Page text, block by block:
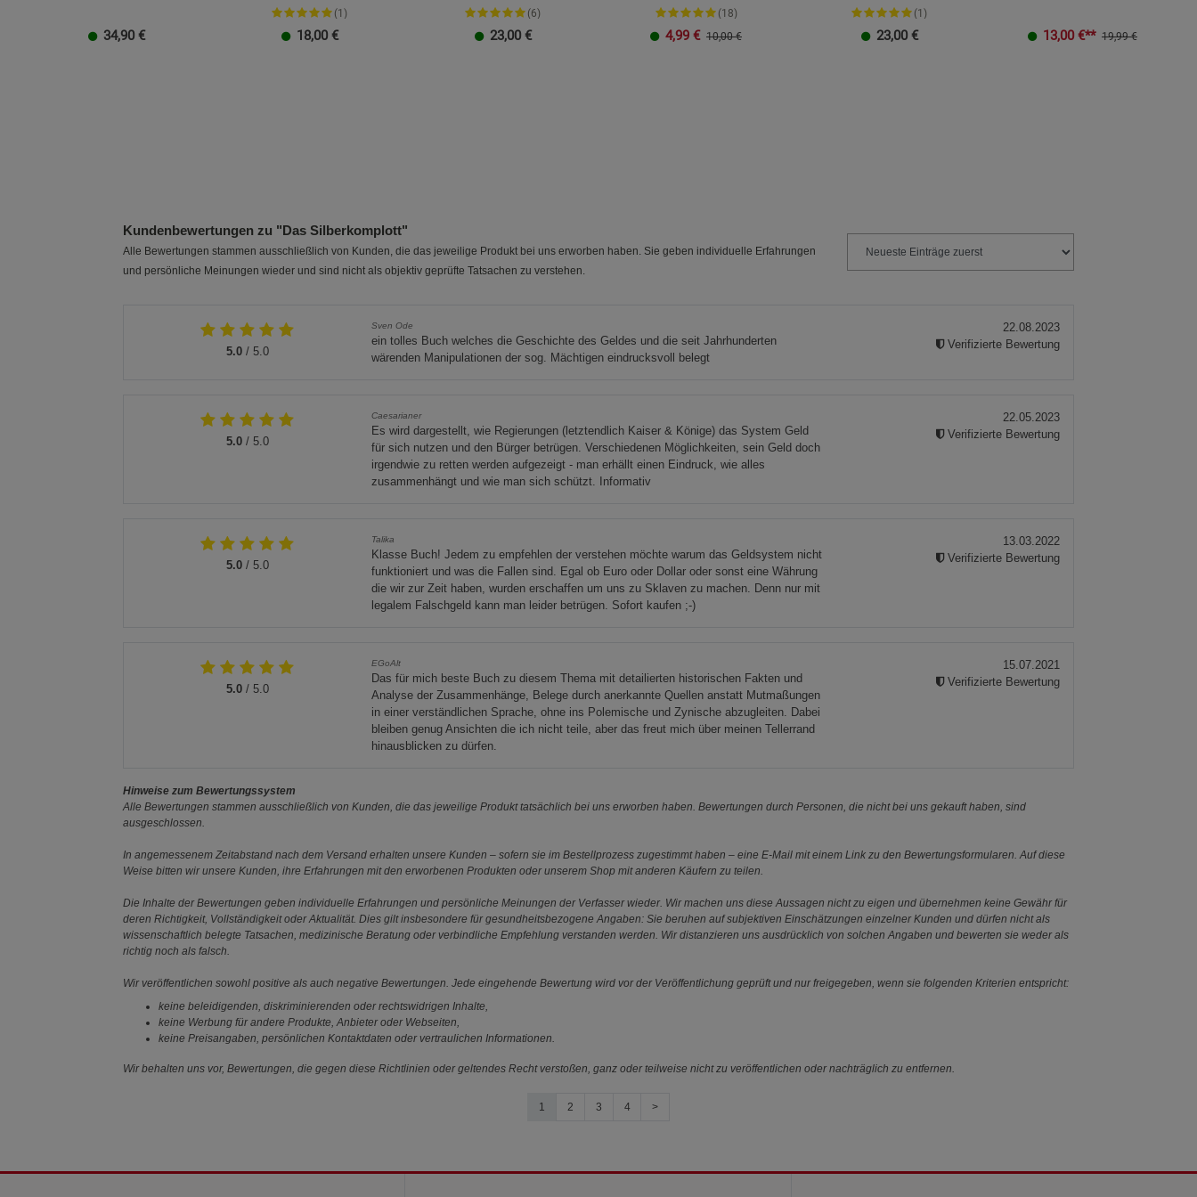
34,90 €
(1)
18,00 €
(6)
23,00 €
(18)
4,99 € 10,00 €
(1)
23,00 € 13,00 €** 19,99 €
Kundenbewertungen zu "Das Silberkomplott"
Alle Bewertungen stammen ausschließlich von Kunden, die das jeweilige Produkt bei uns erworben haben. Sie geben individuelle Erfahrungen
und persönliche Meinungen wieder und sind nicht als objektiv geprüfte Tatsachen zu verstehen.
5.0/ 5.0
Sven Ode
ein tolles Buch welches die Geschichte des Geldes und die seit Jahrhunderten
wärenden Manipulationen der sog. Mächtigen eindrucksvoll belegt
22.08.2023
Verifizierte Bewertung
5.0/ 5.0
Caesarianer
Es wird dargestellt, wie Regierungen (letztendlich Kaiser & Könige) das System Geld
für sich nutzen und den Bürger betrügen. Verschiedenen Möglichkeiten, sein Geld doch
irgendwie zu retten werden aufgezeigt - man erhällt einen Eindruck, wie alles
zusammenhängt und wie man sich schützt. Informativ
22.05.2023
Verifizierte Bewertung
5.0/ 5.0
Talika
Klasse Buch! Jedem zu empfehlen der verstehen möchte warum das Geldsystem nicht
funktioniert und was die Fallen sind. Egal ob Euro oder Dollar oder sonst eine Währung
die wir zur Zeit haben, wurden erschaffen um uns zu Sklaven zu machen. Denn nur mit
legalem Falschgeld kann man leider betrügen. Sofort kaufen ;-)
13.03.2022
Verifizierte Bewertung
5.0/ 5.0
EGoAlt
Das für mich beste Buch zu diesem Thema mit detailierten historischen Fakten und
Analyse der Zusammenhänge, Belege durch anerkannte Quellen anstatt Mutmaßungen
in einer verständlichen Sprache, ohne ins Polemische und Zynische abzugleiten. Dabei
bleiben genug Ansichten die ich nicht teile, aber das freut mich über meinen Tellerrand
hinausblicken zu dürfen.
15.07.2021
Verifizierte Bewertung
Hinweise zum Bewertungssystem
Alle Bewertungen stammen ausschließlich von Kunden, die das jeweilige Produkt tatsächlich bei uns erworben haben. Bewertungen durch Personen, die nicht bei uns gekauft haben, sind
ausgeschlossen.
In angemessenem Zeitabstand nach dem Versand erhalten unsere Kunden – sofern sie im Bestellprozess zugestimmt haben – eine E-Mail mit einem Link zu den Bewertungsformularen. Auf diese
Weise bitten wir unsere Kunden, ihre Erfahrungen mit den erworbenen Produkten oder unserem Shop mit anderen Käufern zu teilen.
Die Inhalte der Bewertungen geben individuelle Erfahrungen und persönliche Meinungen der Verfasser wieder. Wir machen uns diese Aussagen nicht zu eigen und übernehmen keine Gewähr für
deren Richtigkeit, Vollständigkeit oder Aktualität. Dies gilt insbesondere für gesundheitsbezogene Angaben: Sie beruhen auf subjektiven Einschätzungen einzelner Kunden und dürfen nicht als
wissenschaftlich belegte Tatsachen, medizinische Beratung oder verbindliche Empfehlung verstanden werden. Wir distanzieren uns ausdrücklich von solchen Angaben und bewerten sie weder als
richtig noch als falsch.
Wir veröffentlichen sowohl positive als auch negative Bewertungen. Jede eingehende Bewertung wird vor der Veröffentlichung geprüft und nur freigegeben, wenn sie folgenden Kriterien entspricht:
keine beleidigenden, diskriminierenden oder rechtswidrigen Inhalte,
keine Werbung für andere Produkte, Anbieter oder Webseiten,
keine Preisangaben, persönlichen Kontaktdaten oder vertraulichen Informationen.
Wir behalten uns vor, Bewertungen, die gegen diese Richtlinien oder geltendes Recht verstoßen, ganz oder teilweise nicht zu veröffentlichen oder nachträglich zu entfernen.
1 2 3 4 >
Statistik Cookies (2) Statistik Cookies
Beschreibung Statistik Cookies